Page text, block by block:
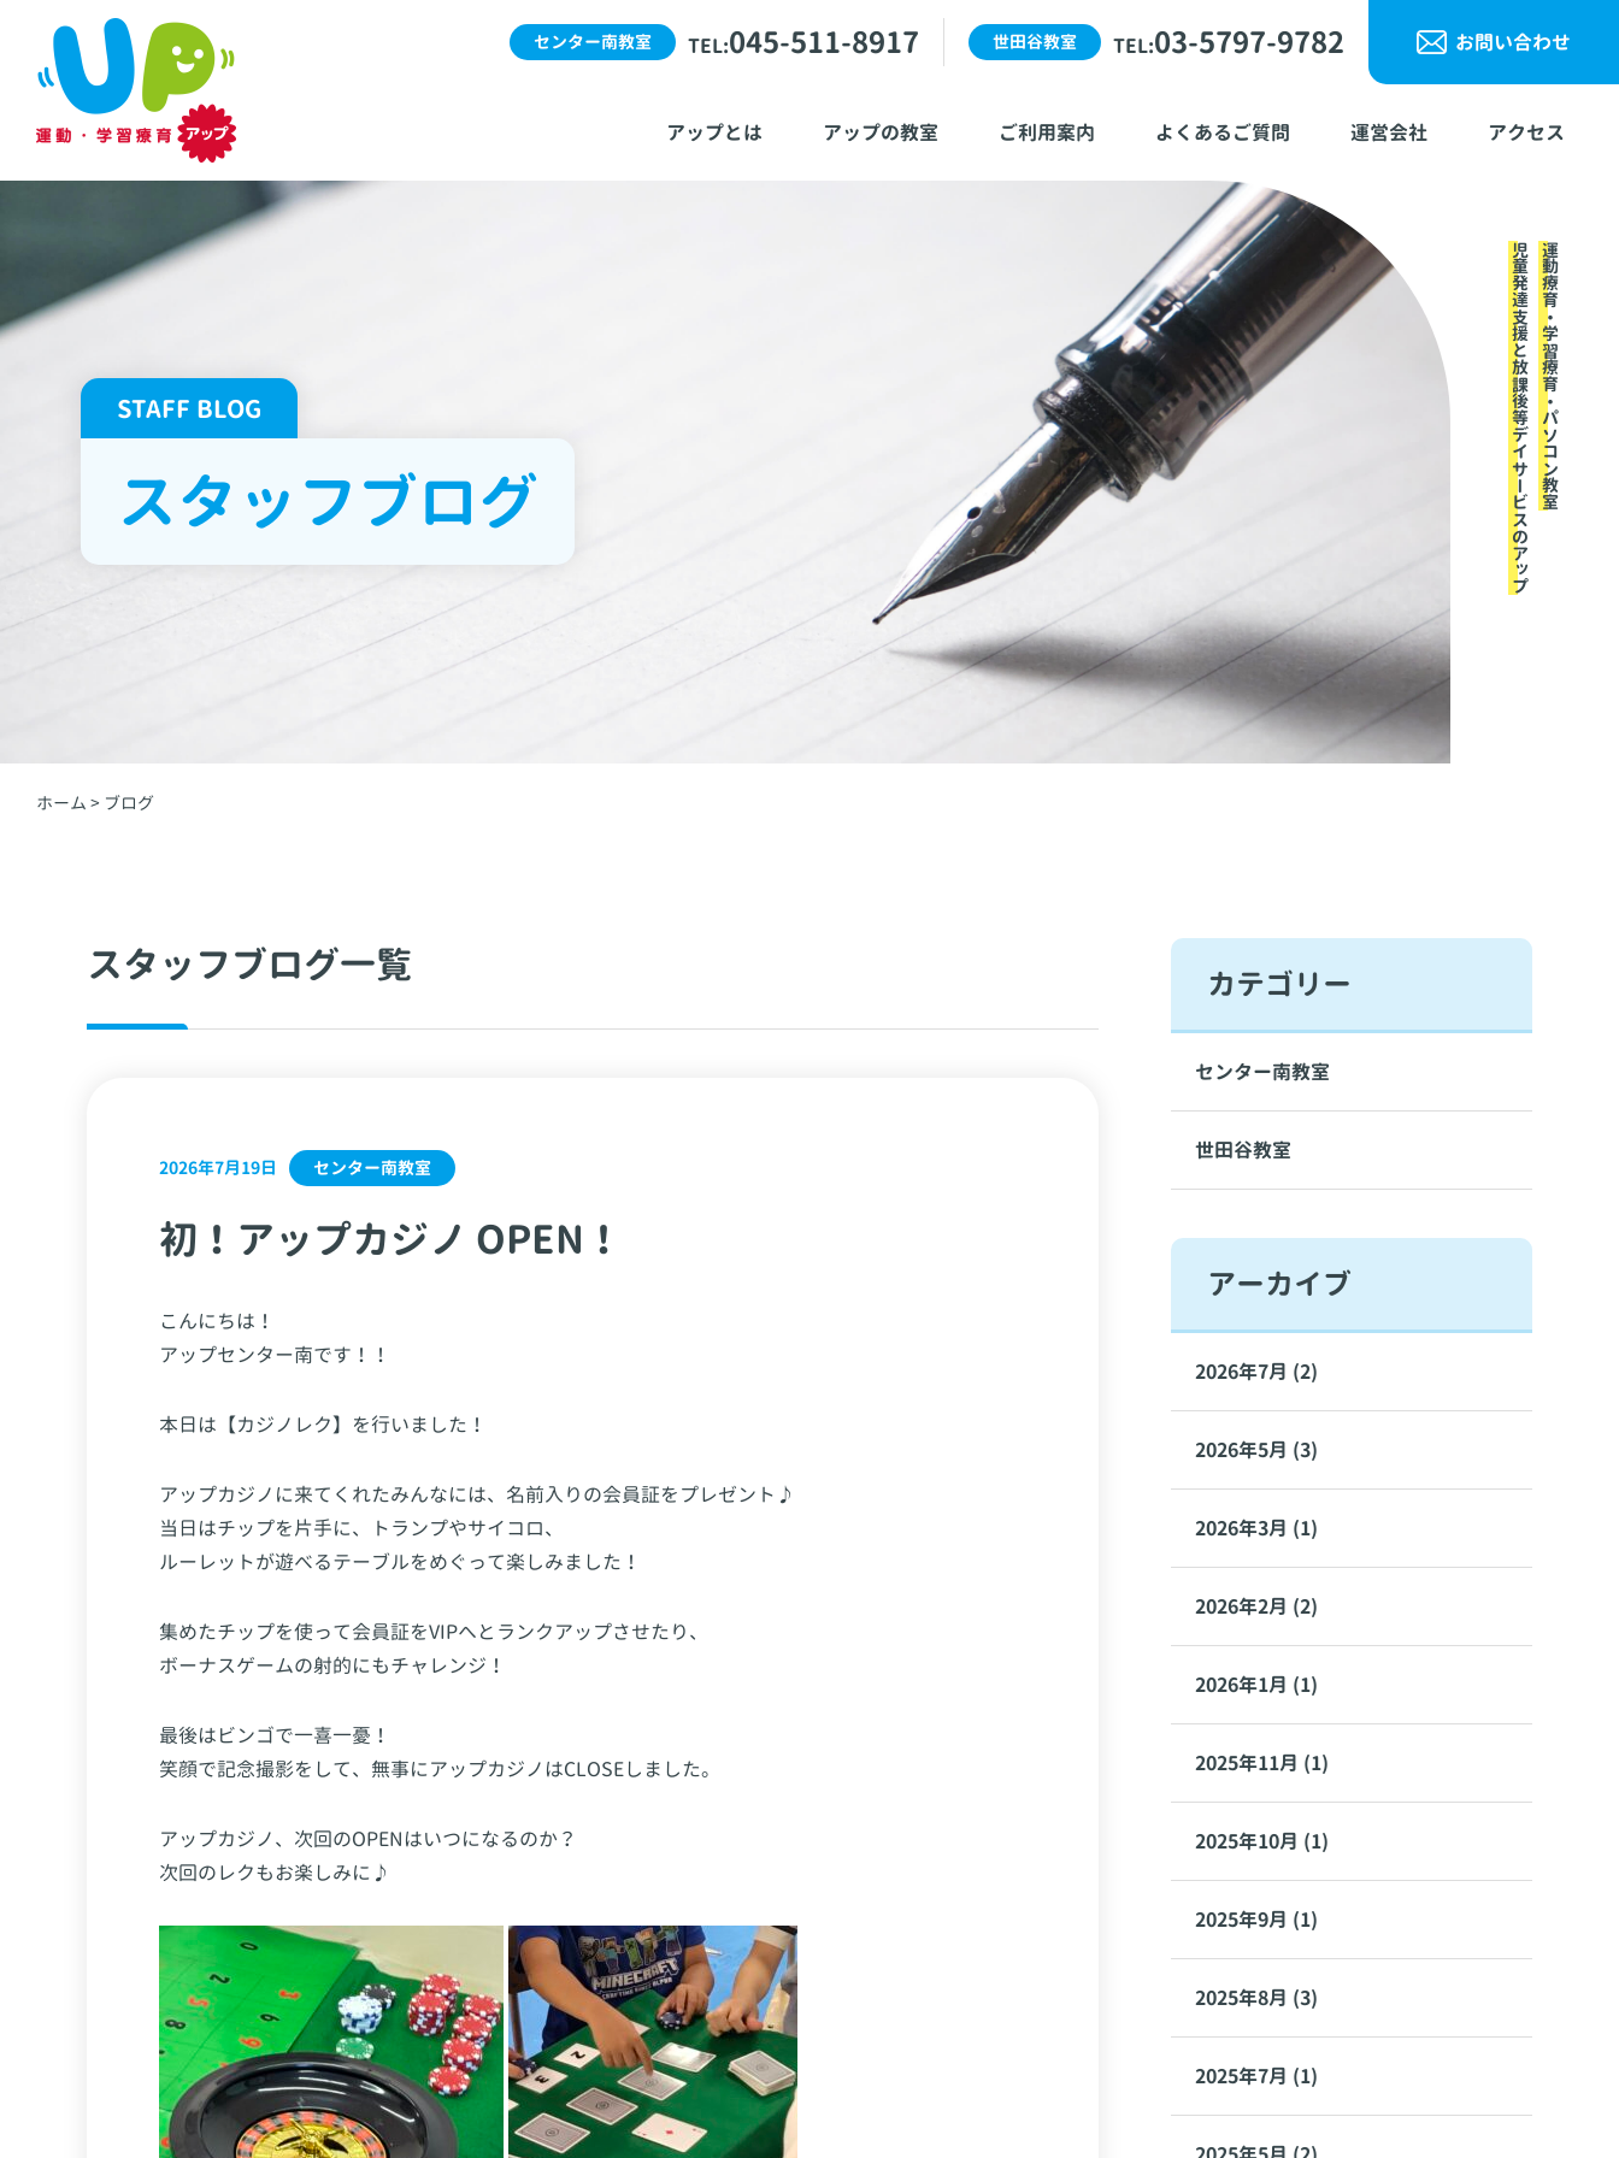
センター南教室 TEL:045-511-8917 世田谷教室 TEL:03-5797-9782 お問い合わせ
アップとは アップの教室 ご利用案内 よくあるご質問 運営会社 アクセス
運動療育・学習療育・パソコン教室
児童発達支援と放課後等デイサービスのアップ
STAFF BLOG
スタッフブログ
ホーム > ブログ
スタッフブログ一覧
2026年7月19日 センター南教室
初！アップカジノ OPEN！
こんにちは！
アップセンター南です！！
本日は【カジノレク】を行いました！
アップカジノに来てくれたみんなには、名前入りの会員証をプレゼント♪
当日はチップを片手に、トランプやサイコロ、
ルーレットが遊べるテーブルをめぐって楽しみました！
集めたチップを使って会員証をVIPへとランクアップさせたり、
ボーナスゲームの射的にもチャレンジ！
最後はビンゴで一喜一憂！
笑顔で記念撮影をして、無事にアップカジノはCLOSEしました。
アップカジノ、次回のOPENはいつになるのか？
次回のレクもお楽しみに♪
カテゴリー
センター南教室
世田谷教室
アーカイブ
2026年7月 (2)
2026年5月 (3)
2026年3月 (1)
2026年2月 (2)
2026年1月 (1)
2025年11月 (1)
2025年10月 (1)
2025年9月 (1)
2025年8月 (3)
2025年7月 (1)